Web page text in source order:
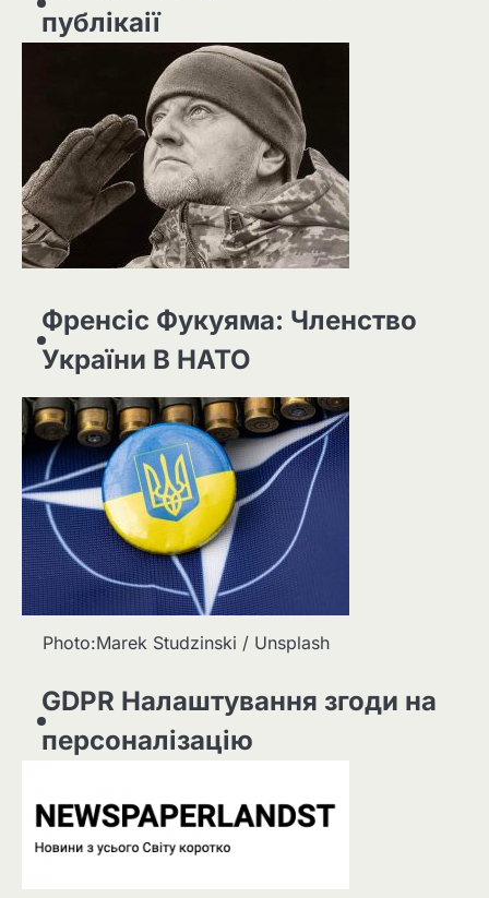
публікаії
Френсіс Фукуяма: Членство
України В НАТО
Photo:Marek Studzinski / Unsplash
GDPR Налаштування згоди на
персоналізацію